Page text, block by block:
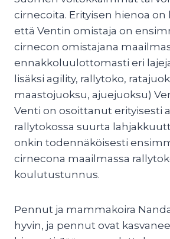
cirnecoita. Erityisen hienoa on
että Ventin omistaja on
cirnecon omistajana
ennakkoluulottomasti eri
lisäksi agility, rallytoko,
maastojuoksu, ajuejuoksu)
Venti on osoittanut erityisesti
rallytokossa suurta
onkin todennäköisesti
cirnecona maailmassa
koulutustunnus.
Pennut ja mammakoira
hyvin, ja pennut ovat